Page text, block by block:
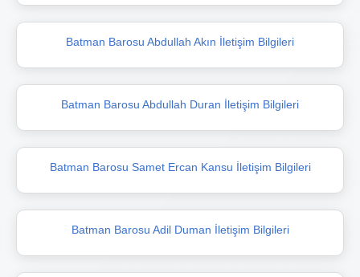
Batman Barosu Abdullah Akın İletişim Bilgileri
Batman Barosu Abdullah Duran İletişim Bilgileri
Batman Barosu Samet Ercan Kansu İletişim Bilgileri
Batman Barosu Adil Duman İletişim Bilgileri